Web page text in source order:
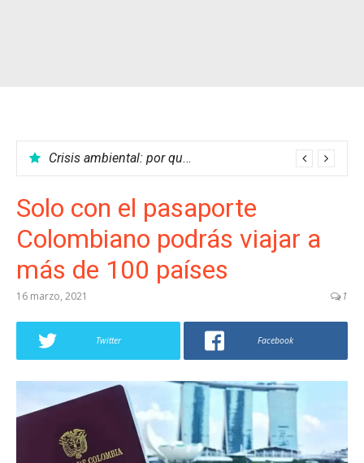
Crisis ambiental: por qué no podemos parar el calentamiento global
Solo con el pasaporte
Colombiano podrás viajar a
más de 100 países
16 marzo, 2021 1
Twitter Facebook